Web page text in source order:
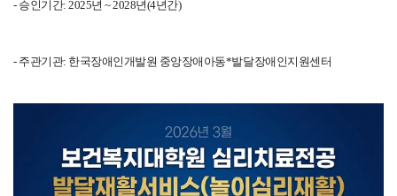
- 승인기간: 2025년 ~ 2028년(4년간)
- 주관기관: 한국장애인개발원 중앙장애아동*발달장애인지원센터